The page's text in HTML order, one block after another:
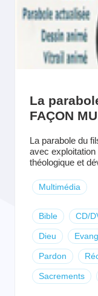
La
FAÇON
La parabole du
avec
théologique et
Multimédia
Bible CD/
Dieu
Pardon
Sacrements